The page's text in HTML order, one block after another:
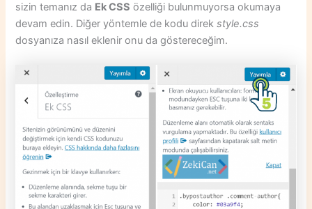
sizin temanız da Ek CSS özelliği bulunmuyorsa okumaya
devam edin. Diğer yöntemle de kodu direkstyle.css
dosyanıza nasıl eklenir onu da göstereceğim.